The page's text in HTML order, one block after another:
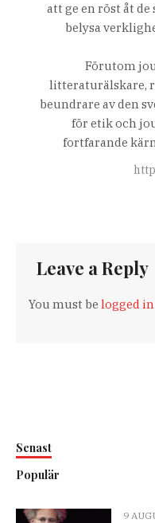
att ge en röst åt
belysa
Förutom
litteraturälskare,
beundrare av den
för etik och
fortfarande
Leave a Reply
You must belogged in
Senast
Populär
9